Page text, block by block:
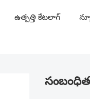
ఉత్పత్తి కేటలాగ్
సంబంధిత